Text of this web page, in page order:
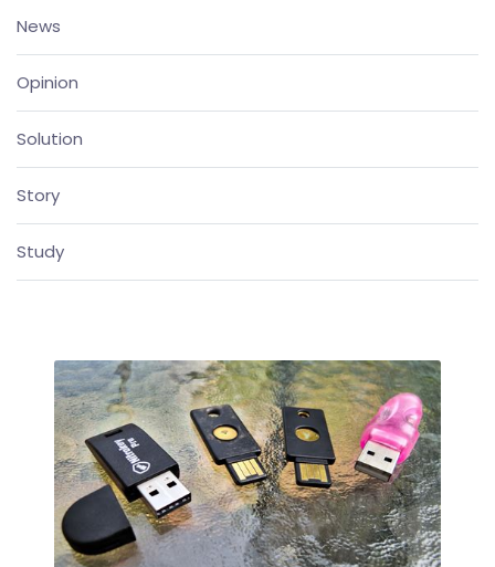
News
Opinion
Solution
Story
Study